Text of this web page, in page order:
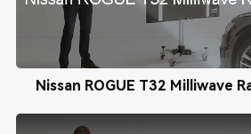
Nissan ROGUE T32 Milliwave